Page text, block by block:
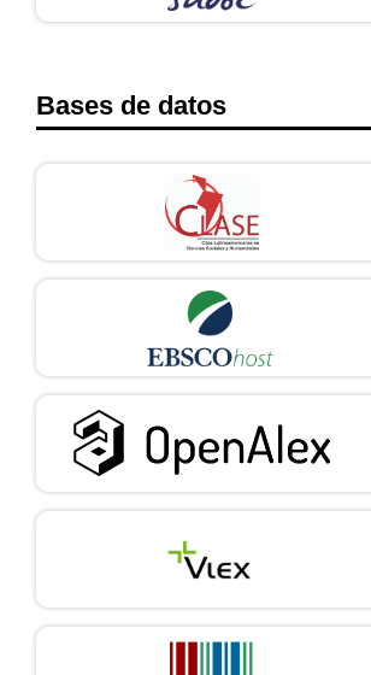
reformulaciones de la delimitación del
Guo, A. y Kamar, E., Wortman, V., Wallach, H.
Roadmap. ACM ASSETS 2019 Workshop
People with
https://doi.org/10.48550/arXiv.1907.02227
https://doi.org/10.1145/3386296.3386298
Standing, G. (2011). The Precariat. The
Bloomsbury
https://www.hse.ru/data/2013/01/28/
The_Precariat__The_New_Dangerous_Class__-
Bloomsbury_USA(2011).pdf
https://doi.org/10.5040/9781849664554
Han, B. (2014). La Biopolítica. En
https://doi.org/10.2307/j.ctvt7x7vj.6
Embodied and Every day. Londres:
Bases de datos